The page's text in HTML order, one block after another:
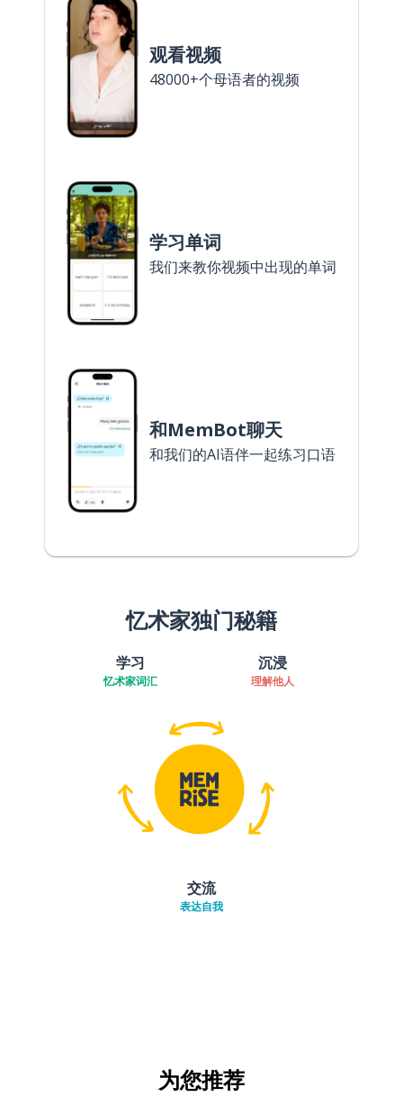
观看视频
48000+个母语者的视频
学习单词
我们来教你视频中出现的单词
和MemBot聊天
和我们的AI语伴一起练习口语
忆术家独门秘籍
学习
忆术家词汇
沉浸
理解他人
交流
表达自我
为您推荐